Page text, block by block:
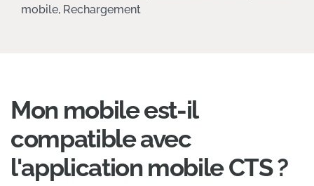
mobile, Rechargement
Mon mobile est-il
compatible avec
l'application mobile CTS ?